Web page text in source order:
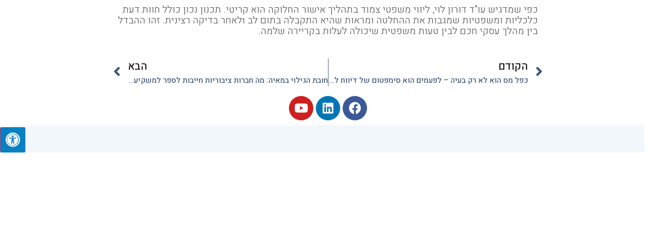
כפי שמדגיש עו"ד דורון לוי, ליווי משפטי צמוד בתהליך אישור החלוקה הוא קריטי. תכנון נכון כולל חוות דעת
כלכליות ומשפטיות שמגבות את ההחלטה ומראות שהיא התקבלה בתום לב ולאחר בדיקה רצינית. זהו ההבדל
בין מהלך עסקי חכם לבין טעות משפטית שיכולה לעלות בקריירה שלמה.
הקודם
כפל מס הוא לא רק בעיה – לפעמים הוא סימפטום של דיווח לא מתואם
הבא
חובת הגילוי במאיה: מה חברות ציבוריות חייבות לספר למשקיעים?